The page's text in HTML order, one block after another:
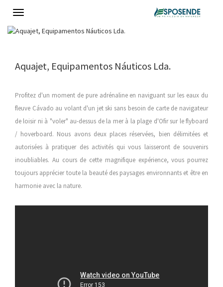
Toggle
Aquajet, Equipamentos Náuticos Lda.
Profitez d'un moment de pure adrénaline en naviguant sur les eaux du
fleuve Cávado au volant d'un jet ski sans besoin de carte de navigateur
de loisir ni à "voler" au-dessus de la mer à la plage d'Ofir sur le flyboard
/ hoverboard. Nous avons deux places réservées, bien délimitées et
autorisées à pratiquer des activités qui vous laisseront de souvenirs
inoubliables. Au cours de cette magnifique expérience, vous pourrez
toujours apprécier toute la beauté des paysages environnants et être en
harmonie avec la nature.